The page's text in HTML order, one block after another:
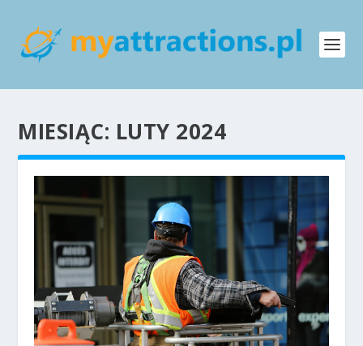
MIESIĄC: LUTY 2024